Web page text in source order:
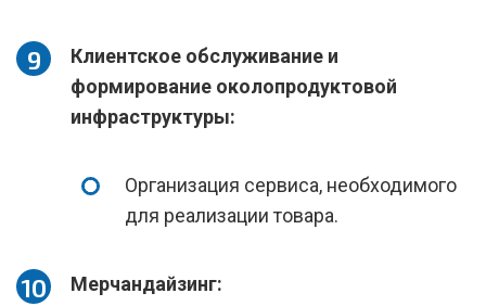
Клиентское обслуживание и
формирование околопродуктовой
инфраструктуры:
Организация сервиса, необходимого
для реализации товара.
Мерчандайзинг: